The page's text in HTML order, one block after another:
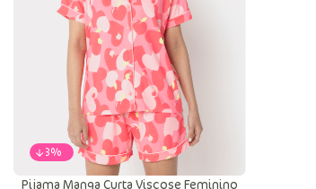
Adicionar a sacola
-23%
Pijama Manga Curta Viscose Feminino